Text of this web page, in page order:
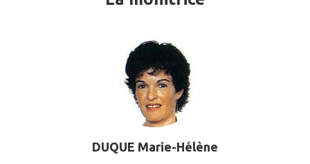
DUQUE Marie-Hélène